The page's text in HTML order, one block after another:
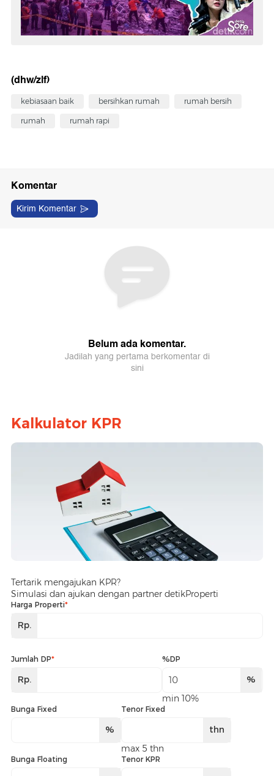
(dhw/zlf)
kebiasaan baik bersihkan rumah rumah bersih
rumah rumah rapi
Kalkulator KPR
Tertarik mengajukan KPR?
Simulasi dan ajukan dengan partner detikProperti
Harga Properti*
Rp.
Jumlah DP*
Rp.
%DP
%
min 10%
Bunga Fixed
%
Tenor Fixed
thn
max 5 thn
Bunga Floating Tenor KPR